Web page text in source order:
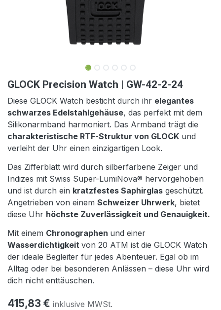
GLOCK Precision Watch | GW-42-2-24
Diese GLOCK Watch besticht durch ihr elegantes
schwarzes Edelstahlgehäuse, das perfekt mit dem
Silikonarmband harmoniert. Das Armband trägt die
charakteristische RTF-Struktur von GLOCK und
verleiht der Uhr einen einzigartigen Look.
Das Zifferblatt wird durch silberfarbene Zeiger und
Indizes mit Swiss Super-LumiNova® hervorgehoben
und ist durch ein kratzfestes Saphirglas geschützt.
Angetrieben von einem Schweizer Uhrwerk, bietet
diese Uhr höchste Zuverlässigkeit und Genauigkeit.
Mit einem Chronographen und einer
Wasserdichtigkeit von 20 ATM ist die GLOCK Watch
der ideale Begleiter für jedes Abenteuer. Egal ob im
Alltag oder bei besonderen Anlässen – diese Uhr wird
dich nicht enttäuschen.
415,83 € inklusive MWSt.